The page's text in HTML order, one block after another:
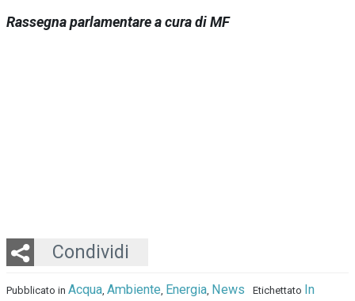
Rassegna parlamentare a cura di MF
Condividi
Twitter
LinkedIn
Email
Whatsapp
Pubblicato in Acqua, Ambiente, Energia, News Etichettato In